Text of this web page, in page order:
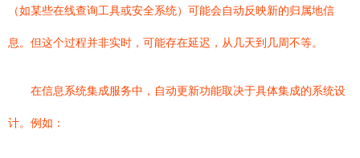
（如某些在线查询工具或安全系统）可能会自动反映新的归属地信
息。但这个过程并非实时，可能存在延迟，从几天到几周不等。
在信息系统集成服务中，自动更新功能取决于具体集成的系统设
计。例如：